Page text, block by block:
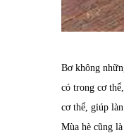
Bơ không
có trong cơ
cơ thể, giúp
Mùa hè cũng